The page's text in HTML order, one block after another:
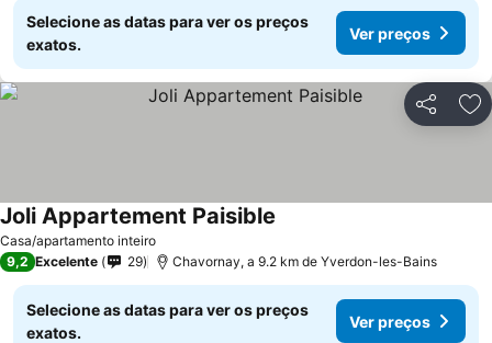
Selecione as datas para ver os preços
exatos.
Ver preços
Partilhar
Casa/apartamento inteiro
Joli Appartement Paisible
9,2 Excelente 29 Chavornay, a 9.2 km de Yverdon-les-Bains
Selecione as datas para ver os preços
exatos.
Ver preços